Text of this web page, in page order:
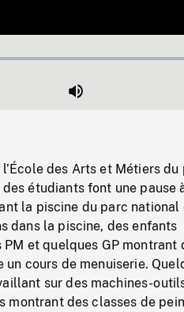
Mute
des Arts et Métiers du
étudiants font une pause
la piscine du parc national
dans la piscine, des enfants
et quelques GP montrant
un cours de menuiserie.
sur des machines-
montrant des classes de